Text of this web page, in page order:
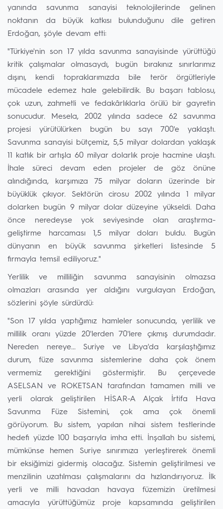
yanında savunma sanayisi teknolojilerinde gelinen
noktanın da büyük katkısı bulunduğunu dile getiren
Erdoğan, şöyle devam etti:
"Türkiye'nin son 17 yılda savunma sanayisinde yürüttüğü
kritik çalışmalar olmasaydı, bugün bırakınız sınırlarımız
dışını, kendi topraklarımızda bile terör örgütleriyle
mücadele edemez hale gelebilirdik. Bu başarı tablosu,
çok uzun, zahmetli ve fedakârlıklarla örülü bir gayretin
sonucudur. Mesela, 2002 yılında sadece 62 savunma
projesi yürütülürken bugün bu sayı 700'e yaklaştı.
Savunma sanayisi bütçemiz, 5,5 milyar dolardan yaklaşık
11 katlık bir artışla 60 milyar dolarlık proje hacmine ulaştı.
İhale süreci devam eden projeler de göz önüne
alındığında, karşımıza 75 milyar doların üzerinde bir
büyüklük çıkıyor. Sektörün cirosu 2002 yılında 1 milyar
dolarken bugün 9 milyar dolar düzeyine yükseldi. Daha
önce neredeyse yok seviyesinde olan araştırma-
geliştirme harcaması 1,5 milyar doları buldu. Bugün
dünyanın en büyük savunma şirketleri listesinde 5
firmayla temsil ediliyoruz."
Yerlilik ve milliliğin savunma sanayisinin olmazsa
olmazları arasında yer aldığını vurgulayan Erdoğan,
sözlerini şöyle sürdürdü:
"Son 17 yılda yaptığımız hamleler sonucunda, yerlilik ve
millilik oranı yüzde 20'lerden 70'lere çıkmış durumdadır.
Nereden nereye... Suriye ve Libya'da karşılaştığımız
durum, füze savunma sistemlerine daha çok önem
vermemiz gerektiğini göstermiştir. Bu çerçevede
ASELSAN ve ROKETSAN tarafından tamamen milli ve
yerli olarak geliştirilen HİSAR-A Alçak İrtifa Hava
Savunma Füze Sistemini, çok ama çok önemli
görüyorum. Bu sistem, yapılan nihai sistem testlerinde
hedefi yüzde 100 başarıyla imha etti. İnşallah bu sistemi,
mümkünse hemen Suriye sınırımıza yerleştirerek önemli
bir eksiğimizi gidermiş olacağız. Sistemin geliştirilmesi ve
menzilinin uzatılması çalışmalarını da hızlandırıyoruz. İlk
yerli ve milli havadan havaya füzemizin üretilmesi
amacıyla yürüttüğümüz proje kapsamında geliştirilen